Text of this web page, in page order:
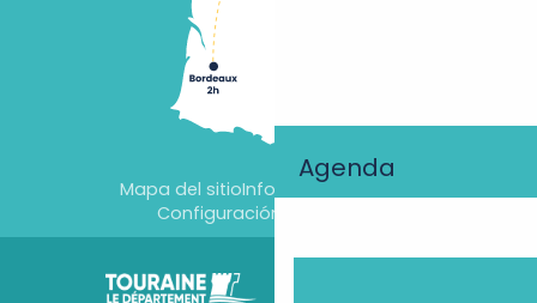
Agenda
Mapa del sitioInformación jurídica
Configuración de cookies